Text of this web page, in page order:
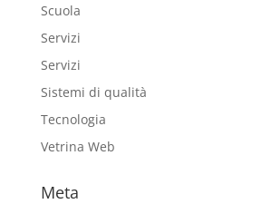
Scuola
Servizi
Servizi
Sistemi di qualità
Tecnologia
Vetrina Web
Meta